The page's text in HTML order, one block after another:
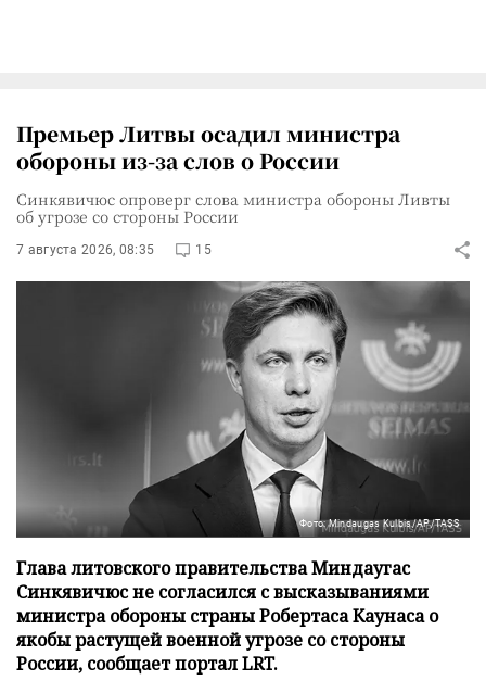
Премьер Литвы осадил министра
обороны из-за слов о России
Синкявичюс опроверг слова министра обороны Ливты
об угрозе со стороны России
7 августа 2026, 08:35 15
Фото: Mindaugas Kulbis/AP/TASS
Глава литовского правительства Миндаугас
Синкявичюс не согласился с высказываниями
министра обороны страны Робертаса Каунаса о
якобы растущей военной угрозе со стороны
России, сообщает портал LRT.